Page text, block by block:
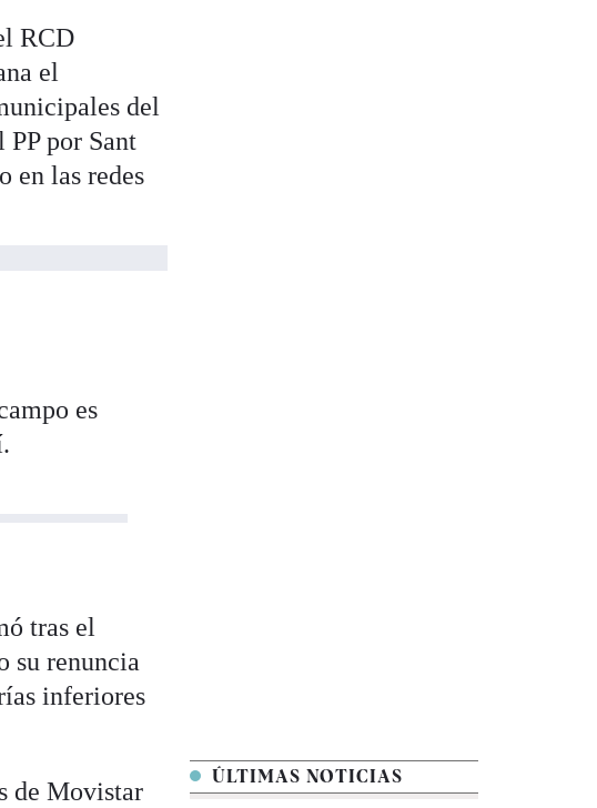
RCD
el
del
por Sant
en las redes
es
tras el
su renuncia
inferiores
de Movistar
ÚLTIMAS NOTICIAS